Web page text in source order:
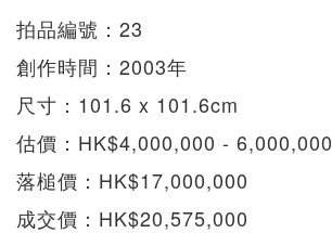
拍品編號：23
創作時間：2003年
尺寸：101.6 x 101.6cm
估價：HK$4,000,000 - 6,000,000
落槌價：HK$17,000,000
成交價：HK$20,575,000